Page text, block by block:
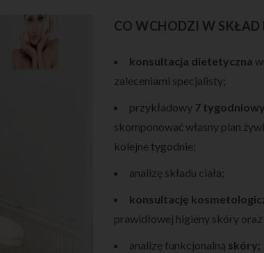
CO WCHODZI W
konsultacja dietetyczna
zaleceniami specjalisty;
przykładowy 7
skomponować własny plan
kolejne tygodnie;
analizę składu ciała;
konsultację
prawidłowej higieny skóry
analizę funkcjonalną skóry;